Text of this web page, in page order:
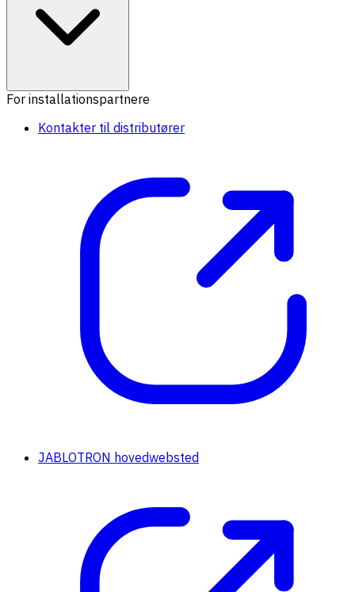
For installationspartnere
Kontakter til distributører
JABLOTRON hovedwebsted